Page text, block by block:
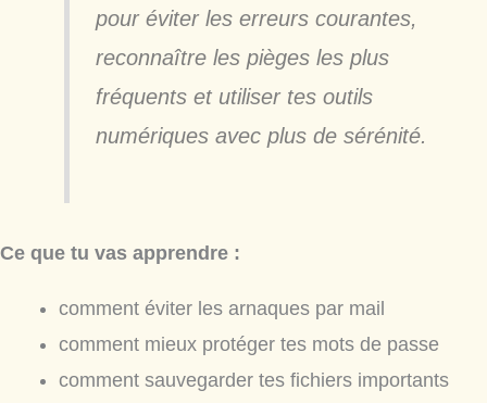
pour éviter les erreurs courantes,
reconnaître les pièges les plus
fréquents et utiliser tes outils
numériques avec plus de sérénité.
Ce que tu vas apprendre :
comment éviter les arnaques par mail
comment mieux protéger tes mots de passe
comment sauvegarder tes fichiers importants